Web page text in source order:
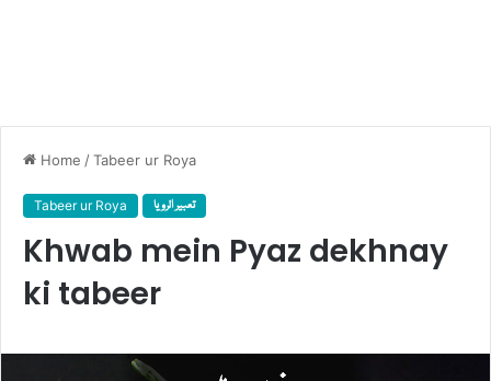
Home /Tabeer ur Roya
Tabeer ur Roya تعبیر الرویا
Khwab mein Pyaz dekhnay
ki tabeer